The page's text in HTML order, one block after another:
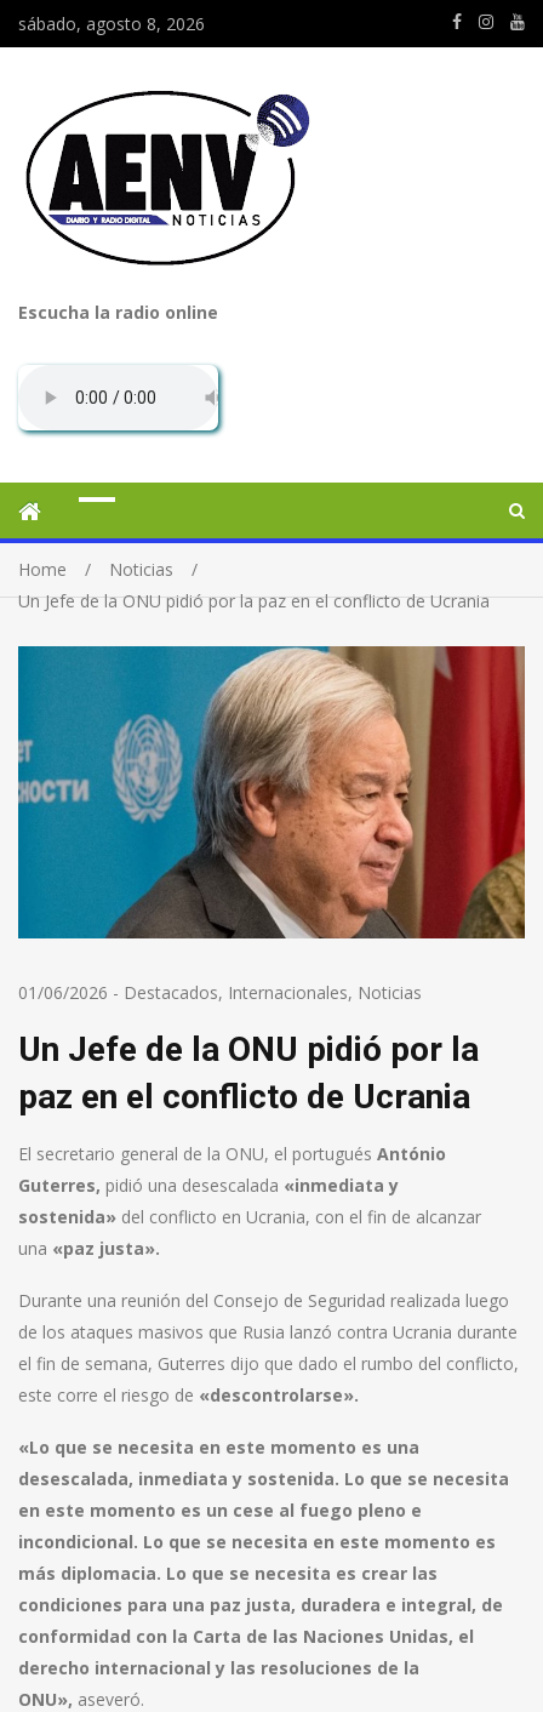
sábado, agosto 8, 2026
Escucha la radio online
Home
Noticias
Un Jefe de la ONU pidió por la paz en el conflicto de Ucrania
01/06/2026 - Destacados, Internacionales, Noticias
Un Jefe de la ONU pidió por la
paz en el conflicto de Ucrania
El secretario general de la ONU, el portugués António
Guterres, pidió una desescalada «inmediata y
sostenida» del conflicto en Ucrania, con el fin de alcanzar
una «paz justa».
Durante una reunión del Consejo de Seguridad realizada luego
de los ataques masivos que Rusia lanzó contra Ucrania durante
el fin de semana, Guterres dijo que dado el rumbo del conflicto,
este corre el riesgo de «descontrolarse».
«Lo que se necesita en este momento es una
desescalada, inmediata y sostenida. Lo que se necesita
en este momento es un cese al fuego pleno e
incondicional. Lo que se necesita en este momento es
más diplomacia. Lo que se necesita es crear las
condiciones para una paz justa, duradera e integral, de
conformidad con la Carta de las Naciones Unidas, el
derecho internacional y las resoluciones de la
ONU», aseveró.